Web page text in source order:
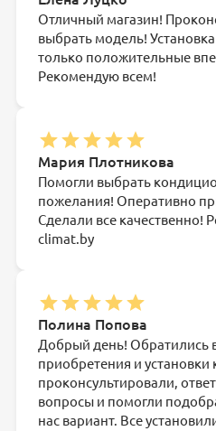
Отличный магазин!
выбрать модель!
только положительные
Рекомендую всем!
Мария Плотникова
Помогли выбрать
пожелания! Оперативно
Сделали все качественно!
climat.by
Полина Попова
Добрый день! Обратились
приобретения и
проконсультировали,
вопросы и помогли
нас вариант. Все